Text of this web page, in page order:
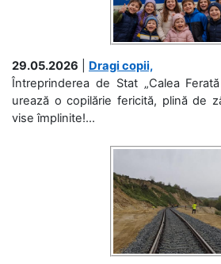
29.05.2026
Dragi copii,
Întreprinderea de Stat „Calea
urează o copilărie fericită, plină de
vise împlinite!...